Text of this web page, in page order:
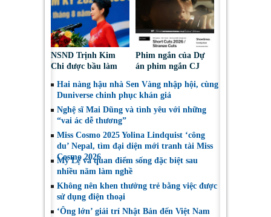
chọn”
NSND Trịnh Kim
Chi được bầu làm
Nghệ sĩ Sân khấu
Việt Nam
Phim ngắn của Dự
án phim ngắn CJ
tại LHP quốc tế
Toronto 2026
Hai nàng hậu nhà Sen Vàng nhập hội, cùng
Duniverse chinh phục khán giả
Nghệ sĩ Mai Dũng và tình yêu với những
“vai ác dễ thương”
Miss Cosmo 2025 Yolina Lindquist ‘công
du’ Nepal, tìm đại diện mới tranh tài Miss
Cosmo 2026
Mỹ Lệ và quan điểm sống đặc biệt sau
nhiều năm làm nghề
Không nên khen thưởng trẻ bằng việc được
sử dụng điện thoại
‘Ông lớn’ giải trí Nhật Bản đến Việt Nam